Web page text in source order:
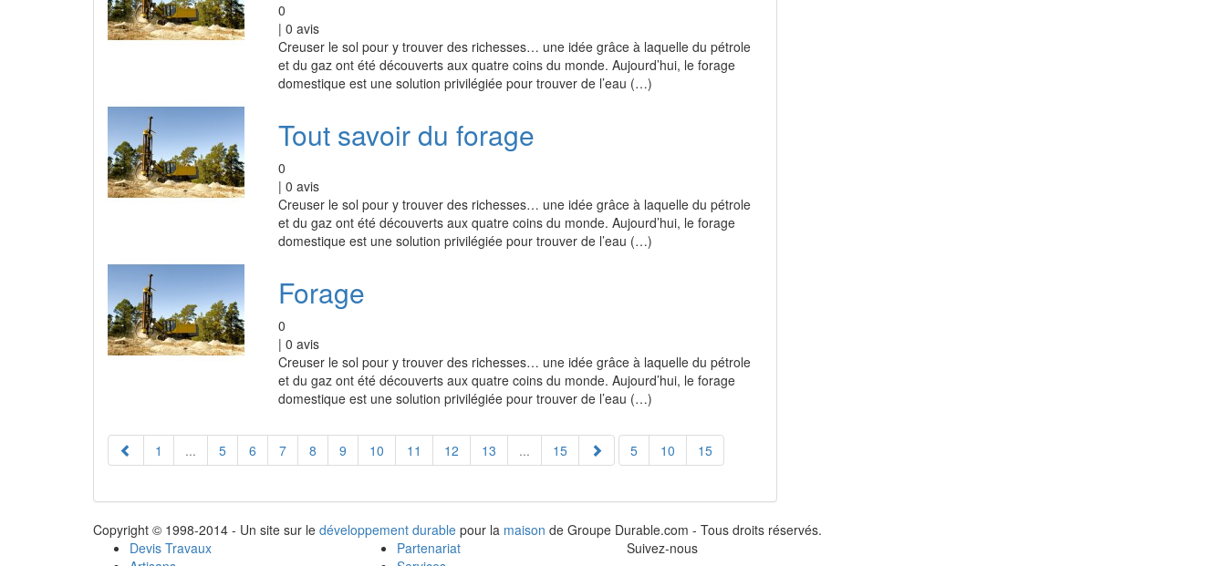
0
| 0 avis
Creuser le sol pour y trouver des richesses… une idée grâce à laquelle du pétrole
et du gaz ont été découverts aux quatre coins du monde. Aujourd’hui, le forage
domestique est une solution privilégiée pour trouver de l’eau (…)
Tout savoir du forage
0
| 0 avis
Creuser le sol pour y trouver des richesses… une idée grâce à laquelle du pétrole
et du gaz ont été découverts aux quatre coins du monde. Aujourd’hui, le forage
domestique est une solution privilégiée pour trouver de l’eau (…)
Forage
0
| 0 avis
Creuser le sol pour y trouver des richesses… une idée grâce à laquelle du pétrole
et du gaz ont été découverts aux quatre coins du monde. Aujourd’hui, le forage
domestique est une solution privilégiée pour trouver de l’eau (…)
1 ... 5 6 7 8 9 10 11 12 13 ... 15 5 10 15
Copyright © 1998-2014 - Un site sur le développement durable pour la maison de Groupe Durable.com - Tous droits réservés.
Devis Travaux
Partenariat
Suivez-nous